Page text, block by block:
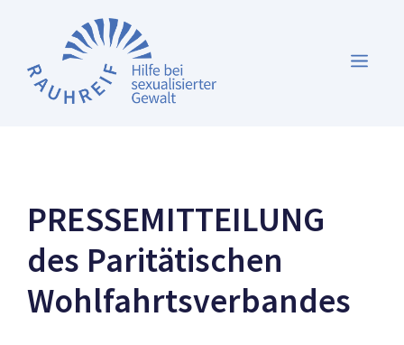
springen
PRESSEMITTEILUNG
des Paritätischen
Wohlfahrtsverbandes